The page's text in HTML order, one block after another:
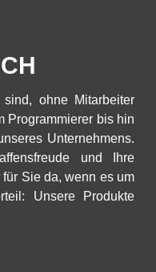
ohne Mitarbeiter
Programmierer bis hin
Unternehmens.
und Ihre
Sie da, wenn es um
Unsere Produkte